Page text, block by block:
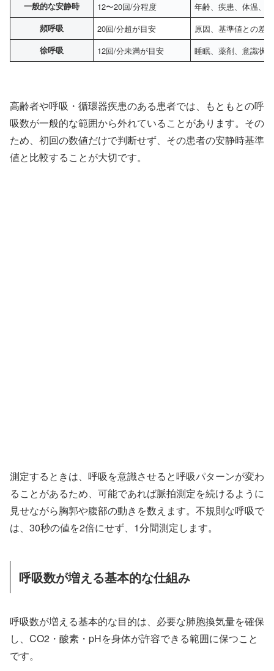
一般的な安静時 12〜20回/分程度 年齢、疾患、体温、
頻呼吸 20回/分超が目安 原因、基準値との差
徐呼吸 12回/分未満が目安 睡眠、薬剤、意識状
高齢者や呼吸・循環器疾患のある患者では、もともとの呼
吸数が一般的な範囲から外れていることがあります。その
ため、初回の数値だけで判断せず、その患者の安静時基準
値と比較することが大切です。
測定するときは、呼吸を意識させると呼吸パターンが変わ
ることがあるため、可能であれば脈拍測定を続けるように
見せながら胸郭や腹部の動きを数えます。不規則な呼吸で
は、30秒の値を2倍にせず、1分間測定します。
呼吸数が増える基本的な仕組み
呼吸数が増える基本的な目的は、必要な肺胞換気量を確保
し、CO2・酸素・pHを身体が許容できる範囲に保つこと
です。